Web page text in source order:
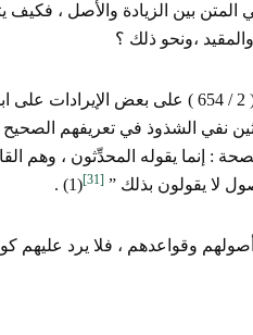
المتن بين الزيادة والأصل ، فكيف
،ونحو ذلك ؟
وقد أجاب الحافظ – رحمه الله – في ” النكت ” ( 2 / 654 )
نفي الشذوذ في تعريفهم
إنما يقوله المحدِّثون ، وهم
لا يقولون بذلك ” [31]
(1) .
وقواعدهم ، فلا يرد عليهم